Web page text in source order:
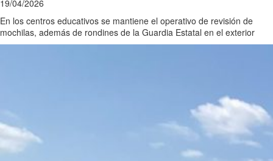
19/04/2026
En los centros educativos se mantiene el operativo de revisión de
mochilas, además de rondines de la Guardia Estatal en el exterior